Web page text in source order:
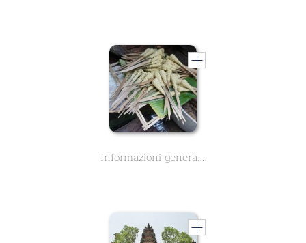
Informazioni generali sulla stagione delle piogge a Bali in Indonesia, così come una breve panoramica del fantastico cibo e dei piatti di Bali.